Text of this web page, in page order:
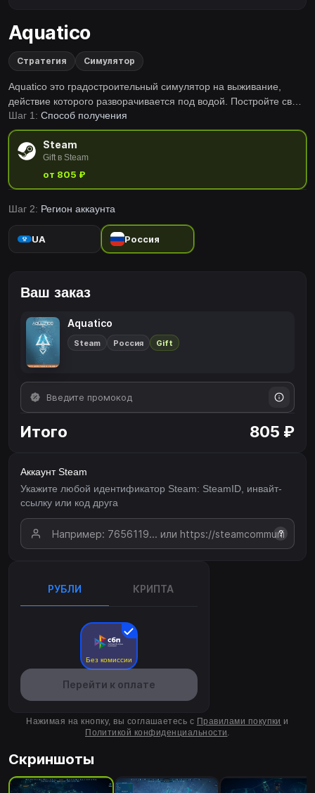
Aquatico
Стратегия Симулятор
Aquatico это градостроительный симулятор на выживание,
действие которого разворачивается под водой. Постройте свой
город на дне океана, приспосабливаясь к условиям подводной
жизни.
Шаг 1: Способ получения
Steam
Gift в Steam
от 805 ₽
Шаг 2: Регион аккаунта
UA Россия
Ваш заказ
Aquatico
Steam Россия Gift
Итого 805 ₽
Аккаунт Steam
Укажите любой идентификатор Steam: SteamID, инвайт-
ссылку или код друга
?
РУБЛИ КРИПТА
Без комиссии
Перейти к оплате
Нажимая на кнопку, вы соглашаетесь с Правилами покупки и
Политикой конфиденциальности.
Скриншоты